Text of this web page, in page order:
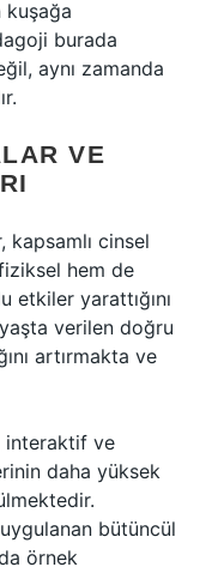
kuşağa
burada
aynı zamanda
VE
kapsamlı cinsel
hem de
etkiler yarattığını
verilen doğru
artırmakta ve
interaktif ve
daha yüksek
bütüncül
örnek